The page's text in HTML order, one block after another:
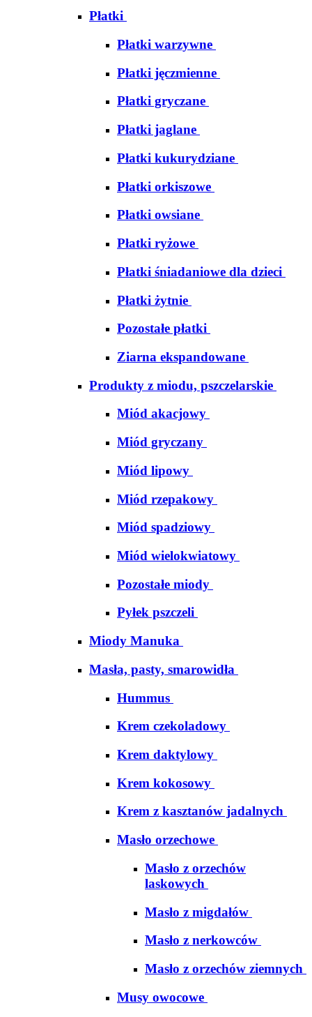
Płatki
Płatki warzywne
Płatki jęczmienne
Płatki gryczane
Płatki jaglane
Płatki kukurydziane
Płatki orkiszowe
Płatki owsiane
Płatki ryżowe
Płatki śniadaniowe dla dzieci
Płatki żytnie
Pozostałe płatki
Ziarna ekspandowane
Produkty z miodu, pszczelarskie
Miód akacjowy
Miód gryczany
Miód lipowy
Miód rzepakowy
Miód spadziowy
Miód wielokwiatowy
Pozostałe miody
Pyłek pszczeli
Miody Manuka
Masła, pasty, smarowidła
Hummus
Krem czekoladowy
Krem daktylowy
Krem kokosowy
Krem z kasztanów jadalnych
Masło orzechowe
Masło z orzechów
laskowych
Masło z migdałów
Masło z nerkowców
Masło z orzechów ziemnych
Musy owocowe